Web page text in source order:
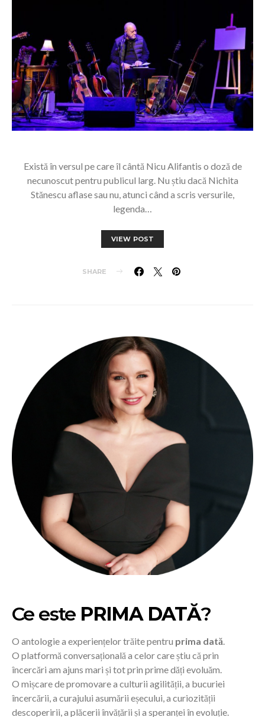
Există în versul pe care îl cântă Nicu Alifantis o doză de
necunoscut pentru publicul larg. Nu știu dacă Nichita
Stănescu aflase sau nu, atunci când a scris versurile,
legenda…
VIEW POST
SHARE
Ce este PRIMA DATĂ?
O antologie a experiențelor trăite pentru prima dată
O platformă conversațională a celor care știu că prin
încercări am ajuns mari și tot prin prime dăți evoluăm.
O mișcare de promovare a culturii agilității, a bucuriei
încercării, a curajului asumării eșecului, a curiozității
descoperirii, a plăcerii învățării și a speranței în evoluție.